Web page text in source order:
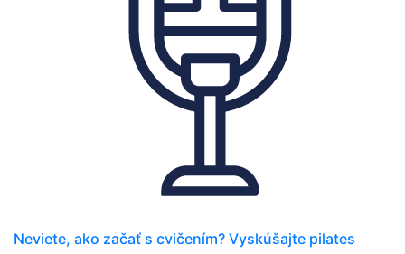
Neviete, ako začať s cvičením? Vyskúšajte pilates